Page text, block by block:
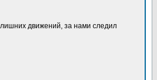
движений, за нами следил